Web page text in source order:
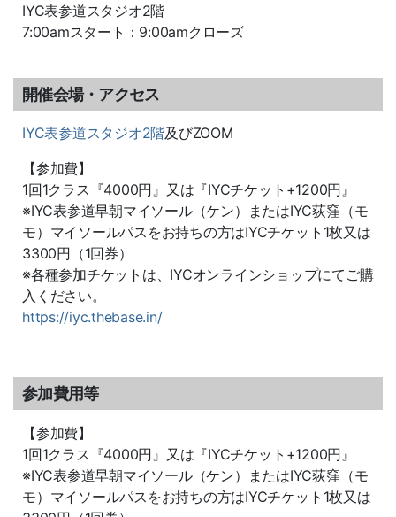
IYC表参道スタジオ2階
7:00amスタート：9:00amクローズ
開催会場・アクセス
IYC表参道スタジオ2階及びZOOM
【参加費】
1回1クラス『4000円』又は『IYCチケット +1200円』
※IYC表参道早朝マイソール（ケン）またはIYC荻窪（モ
モ）マイソールパスをお持ちの方はIYCチケット 1枚又は
3300円（1回券）
※各種参加チケットは、 IYCオンラインショップにてご購
入ください。
https://iyc.thebase.in/
参加費用等
【参加費】
1回1クラス『4000円』又は『IYCチケット +1200円』
※IYC表参道早朝マイソール（ケン）またはIYC荻窪（モ
モ）マイソールパスをお持ちの方はIYCチケット 1枚又は